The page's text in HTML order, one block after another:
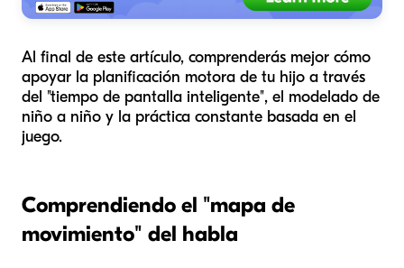
Al final de este artículo, comprenderás mejor cómo
apoyar la planificación motora de tu hijo a través
del "tiempo de pantalla inteligente", el modelado de
niño a niño y la práctica constante basada en el
juego.
Comprendiendo el "mapa de
movimiento" del habla